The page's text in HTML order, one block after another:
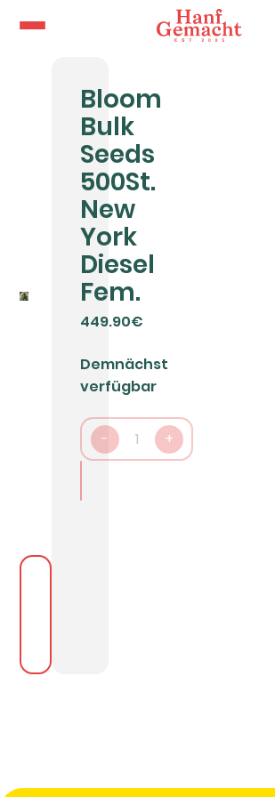
Bloom
Bulk
Seeds
500St.
New
York
Diesel
Fem.
449.90€
Demnächst
verfügbar
- 1 +